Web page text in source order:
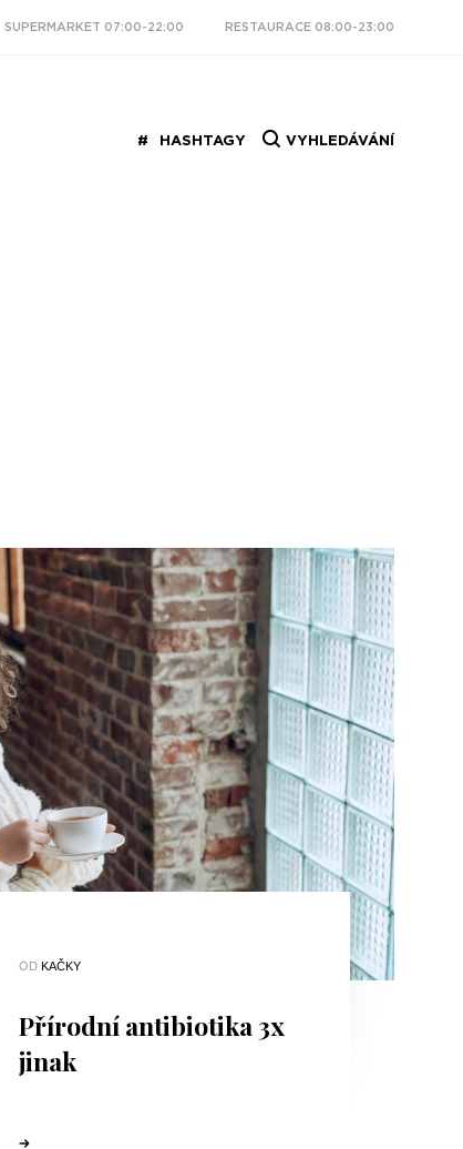
SUPERMARKET 07:00-22:00 RESTAURACE 08:00-23:00
HASHTAGY VYHLEDÁVÁNÍ
OD KAČKY
Přírodní antibiotika 3x
jinak